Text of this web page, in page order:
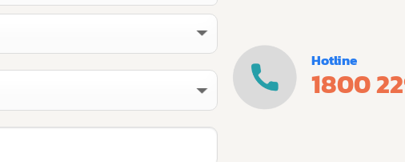
Hotline
1800